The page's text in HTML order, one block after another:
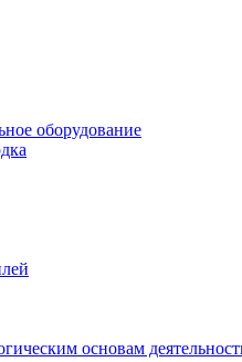
оборудование
основам